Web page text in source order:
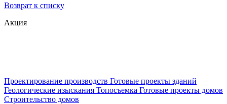
Возврат к списку
Акция
Проектирование производств Готовые проекты зданий
Геологические изыскания Топосъемка Готовые проекты домов
Строительство домов